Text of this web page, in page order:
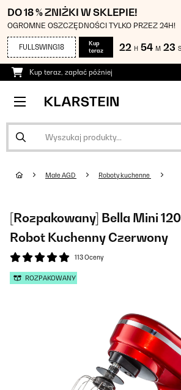
DO 18 % ZNIŻKI W SKLEPIE!
OGROMNE OSZCZĘDNOŚCI TYLKO PRZEZ 24H!
FULLSWING18
Kup
teraz
22 H 54 M 22 S
Kup teraz, zapłać później
Małe AGD Roboty kuchenne
[Rozpakowany] Bella Mini
Robot Kuchenny Czerwony
113 Oceny
ROZPAKOWANY